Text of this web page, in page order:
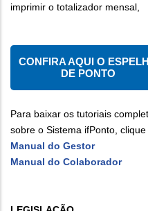
imprimir o totalizador mensal,
CONFIRA AQUI O
DE PONTO
Para baixar os tutoriais
sobre o Sistema ifPonto,
Manual do Gestor
Manual do Colaborador